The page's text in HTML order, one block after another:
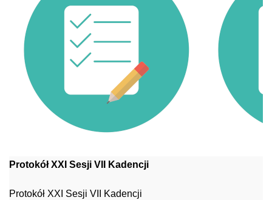
Protokół XXI Sesji VII Kadencji
Protokół XXI Sesji VII Kadencji